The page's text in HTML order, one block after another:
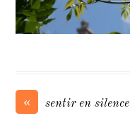
« sentir en silence